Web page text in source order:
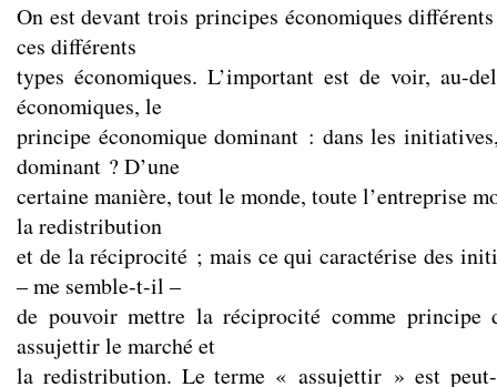
On est devant trois principes économiques
ces différents
types économiques. L’important est de voir, au-
économiques, le
principe économique dominant : dans les
dominant ? D’une
certaine manière, tout le monde, toute l’entreprise
la redistribution
et de la réciprocité ; mais ce qui caractérise des
– me semble-t-il –
de pouvoir mettre la réciprocité comme principe
assujettir le marché et
la redistribution. Le terme « assujettir » est